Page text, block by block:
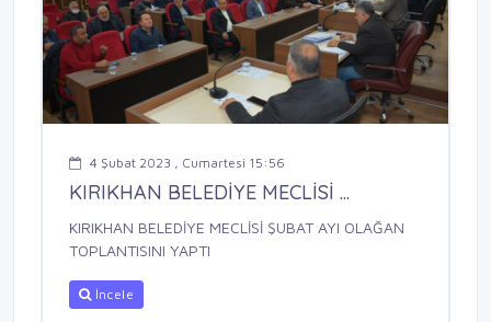
4 Şubat 2023 , Cumartesi 15:56
KIRIKHAN BELEDİYE MECLİSİ ...
KIRIKHAN BELEDİYE MECLİSİ ŞUBAT AYI OLAĞAN
TOPLANTISINI YAPTI
İncele